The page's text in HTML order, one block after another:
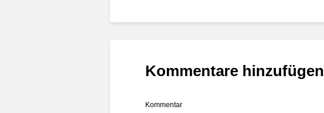
Kommentare hinzufügen
Kommentar